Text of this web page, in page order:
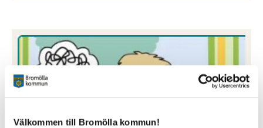
Välkommen till Bromölla kommun!